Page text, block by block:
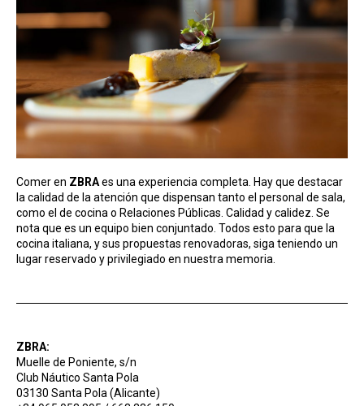
Comer en ZBRAes una experiencia completa. Hay que destacar
la calidad de la atención que dispensan tanto el personal de sala,
como el de cocina o Relaciones Públicas. Calidad y calidez. Se
nota que es un equipo bien conjuntado. Todos esto para que la
cocina italiana, y sus propuestas renovadoras, siga teniendo un
lugar reservado y privilegiado en nuestra memoria.
ZBRA:
Muelle de Poniente, s/n
Club Náutico Santa Pola
03130 Santa Pola (Alicante)